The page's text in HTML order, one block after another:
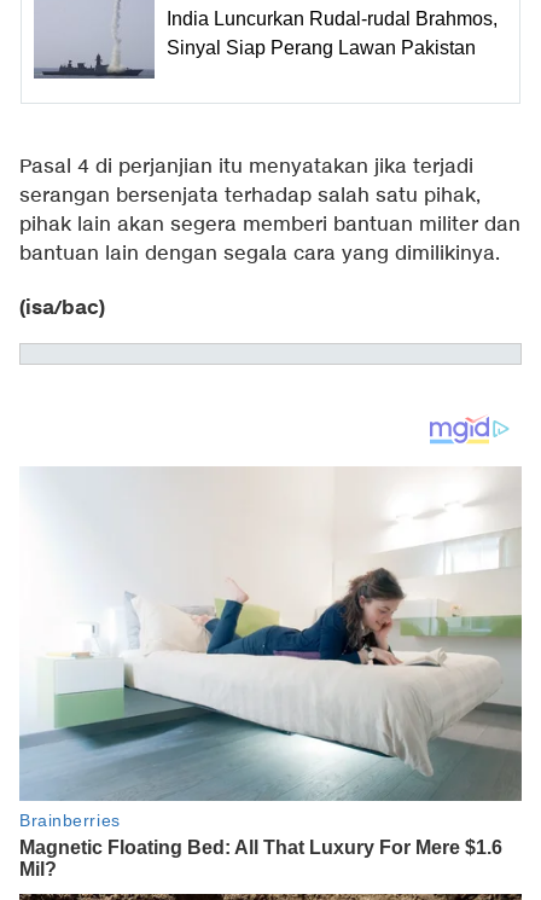
India Luncurkan Rudal-rudal Brahmos,
Sinyal Siap Perang Lawan Pakistan
Pasal 4 di perjanjian itu menyatakan jika terjadi
serangan bersenjata terhadap salah satu pihak,
pihak lain akan segera memberi bantuan militer dan
bantuan lain dengan segala cara yang dimilikinya.
(isa/bac)